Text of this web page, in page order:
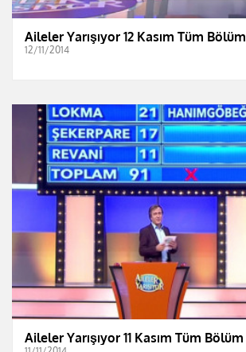
Aileler Yarışıyor 12 Kasım Tüm Bölüm
12/11/2014
Aileler Yarışıyor 11 Kasım Tüm Bölüm